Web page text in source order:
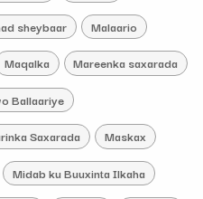
sheybaar Malaario
Maqalka Mareenka saxarada
Ballaariye
Saxarada Maskax
Midab ku Buuxinta Ilkaha